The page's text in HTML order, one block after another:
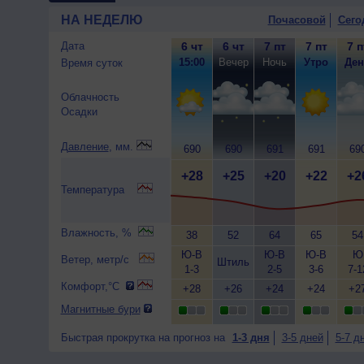
НА НЕДЕЛЮ Почасовой
Дата
Время суток
Облачность
Осадки
Давление, мм.
Температура
Влажность, %
Ветер, метр/с
Комфорт,°C
Магнитные бури
6 чт
15:00
690
+28
38
Ю-В
1-3
+28
6 чт
Вечер
690
+25
52
Штиль
+26
7 пт
Ночь
691
+20
64
Ю-В
2-5
+24
7 пт
Утро
691
+22
65
Ю-В
3-6
+24
7
54
Ю
7-
Быстрая прокрутка на прогноз на 1-3 дня 3-5 дней 5-7